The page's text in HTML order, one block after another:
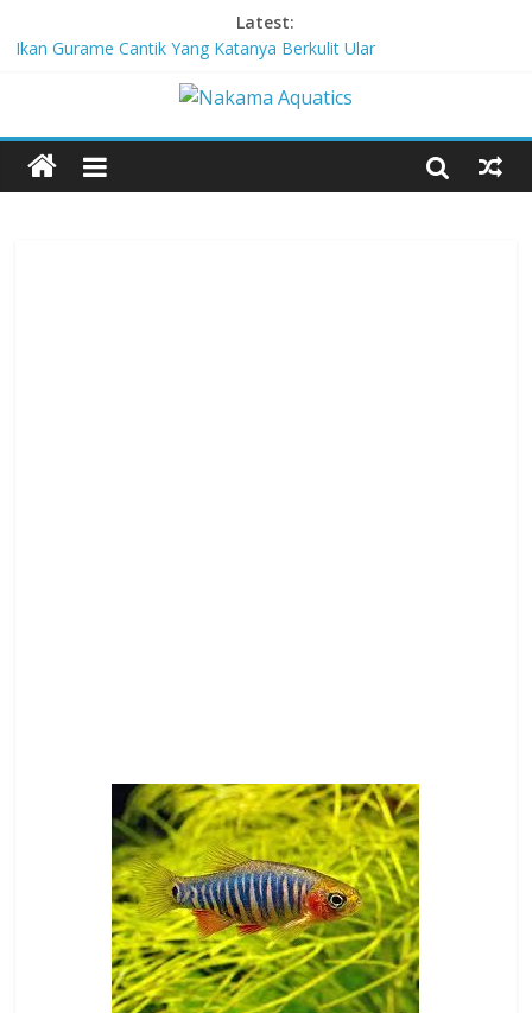
Latest:
Ikan Gurame Cantik Yang Katanya Berkulit Ular
Chitala Lopis, Ikan Belida Yang Kembali dari Kepunahannya
Indonesia
Red-Tailed Black Shark, Hiu Gadungan Yang Terancam Punah